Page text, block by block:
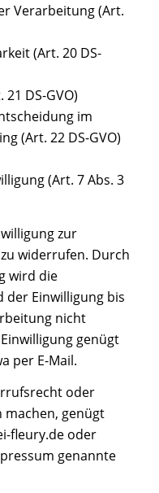
Verarbeitung (Art.
(Art. 20 DS-
DS-GVO)
im
(Art. 22 DS-GVO)
(Art. 7 Abs. 3
zur
widerrufen. Durch
wird die
der Einwilligung bis
nicht
genügt
per E-Mail.
oder
machen, genügt
fleury.de oder
genannte